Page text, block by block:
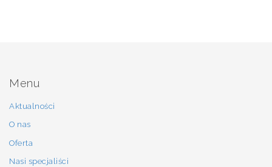
Menu
Aktualności
O nas
Oferta
Nasi specjaliści